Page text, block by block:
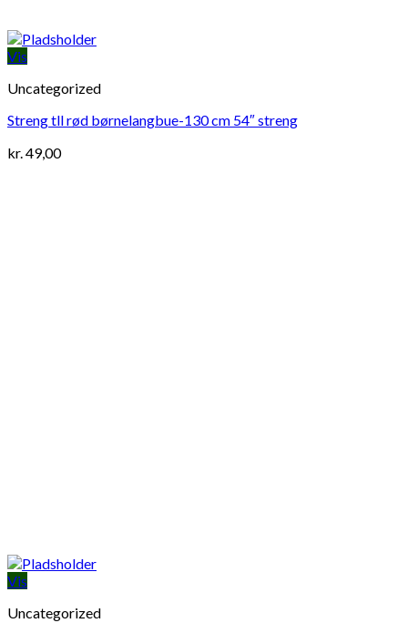
Vis
Uncategorized
Streng tll rød børnelangbue-130 cm 54″ streng
kr.49,00
Vis
Uncategorized